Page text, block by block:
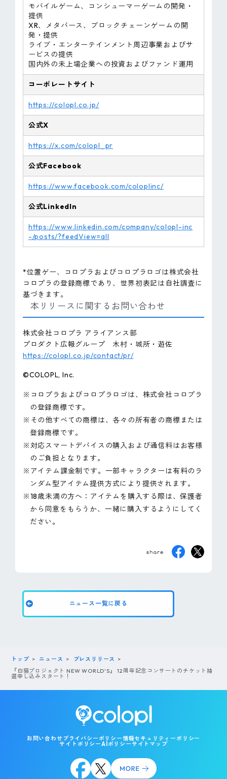
モバイルゲーム、コンシューマーゲームの開発・
提供
XR、メタバース、ブロックチェーンゲームの開
発・提供
ライブ・エンターテインメント周辺事業およびサ
ービスの提供
国内外の未上場企業への投資およびファンド運用
コーポレートサイト
https://colopl.co.jp/
公式X
https://x.com/colopl_pr
公式Facebook
https://www.facebook.com/coloplinc/
公式LinkedIn
https://www.linkedin.com/company/colopl-inc
-/posts/?feedView=all
*位置ゲー、コロプラおよびコロプラロゴは株式会社
コロプラの登録商標であり、世界初表記は自社調査に
基づきます。
本リリースに関するお問い合わせ
株式会社コロプラ アライアンス部
プロダクト広報グループ 木村・城所・遊佐
https://colopl.co.jp/contact/pr/
©COLOPL, Inc.
※コロプラおよびコロプラロゴは、株式会社コロプラ
の登録商標です。
※その他すべての商標は、各々の所有者の商標または
登録商標です。
※対応スマートデバイスの購入および通信料はお客様
のご負担となります。
※アイテム課金制です。一部キャラクターは有料のラ
ンダム型アイテム提供方式により提供されます。
※18歳未満の方へ：アイテムを購入する際は、保護者
から同意をもらうか、一緒に購入するようにしてく
ださい。
ニュース一覧に戻る
トップ ニュース
プレスリリース
『白猫プロジェクト NEW WORLD'S』 12周年記念コンサートのチケット抽
選申し込みスタート！
お問い合わせ プライバシーポリシー情報セキュリティーポリシー
サイトポリシーAIポリシーサイトマップ